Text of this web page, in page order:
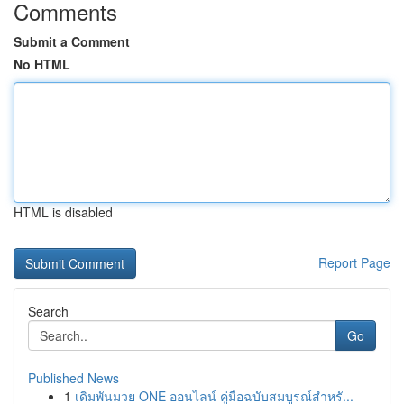
Comments
Submit a Comment
No HTML
HTML is disabled
Report Page
Search
Go
Published News
1 เดิมพันมวย ONE ออนไลน์ คู่มือฉบับสมบูรณ์สำหรั...